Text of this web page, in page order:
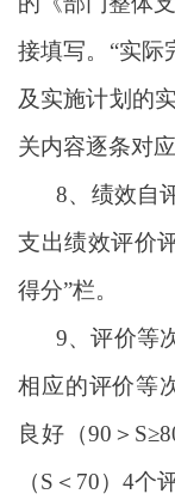
接填写。“实际
及实施计划的
关内容逐条对应
8、绩效自
支出绩效评价
得分”栏。
9、评价等
相应的评价等
良好（90＞
（S＜70）4个